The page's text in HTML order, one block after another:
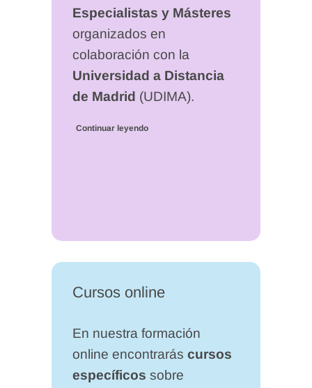
Especialistas y Másteres
organizados en
colaboración con la
Universidad a Distancia
de Madrid (UDIMA).
Continuar leyendo
Cursos online
En nuestra formación
online encontrarás cursos
específicos sobre